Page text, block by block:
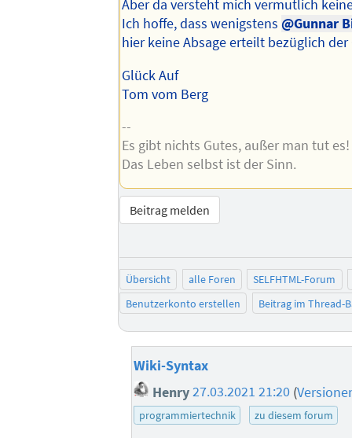
Aber da versteht mich vermutlich
Ich hoffe, dass wenigstens@Gunnar
hier keine Absage erteilt bezüglich der
Glück Auf
Tom vom Berg
--
Es gibt nichts Gutes, außer man tut es!
Das Leben selbst ist der Sinn.
Beitrag melden
Übersicht alle Foren
SELFHTML-Forum
Benutzerkonto erstellen
Beitrag im Thread-
Wiki-Syntax
Henry27.03.2021 21:20 (
programmiertechnik zu diesem forum